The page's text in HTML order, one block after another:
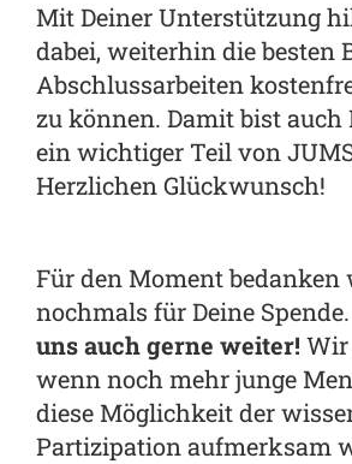
Mit Deiner Unterstützung
dabei, weiterhin die besten
Abschlussarbeiten
zu können. Damit bist auch
ein wichtiger Teil von
Herzlichen Glückwunsch!
Für den Moment bedanken
nochmals für Deine Spende.
uns auch gerne weiter! Wir
wenn noch mehr junge
diese Möglichkeit der
Partizipation aufmerksam